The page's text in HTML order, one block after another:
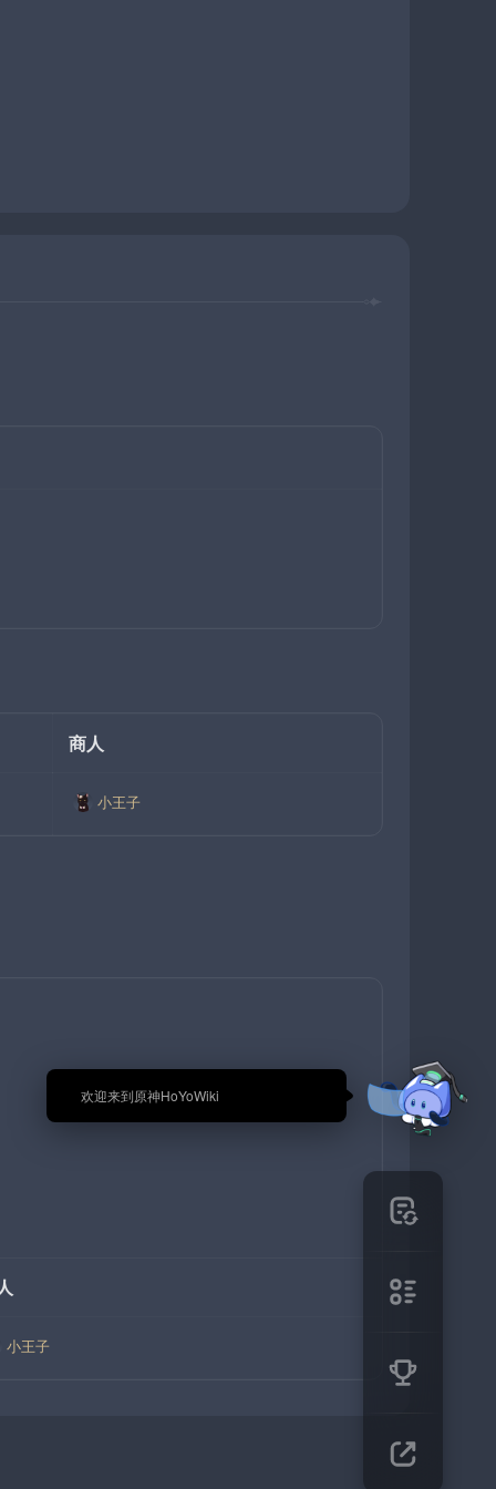
🎉 欢迎来到原神HoYoWiki
商人
小王子
小王子